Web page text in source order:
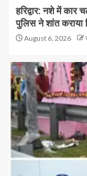
हरिद्वार: नशे में कार
पुलिस ने शांत कराया
August 6, 2026